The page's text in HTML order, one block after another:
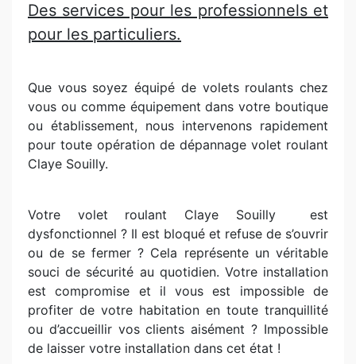
Des services pour les professionnels et
pour les particuliers.
Que vous soyez équipé de volets roulants chez
vous ou comme équipement dans votre boutique
ou établissement, nous intervenons rapidement
pour toute opération de dépannage volet roulant
Claye Souilly.
Votre volet roulant Claye Souilly
est
dysfonctionnel ? Il est bloqué et refuse de s’ouvrir
ou de se fermer ? Cela représente un véritable
souci de sécurité au quotidien. Votre installation
est compromise et il vous est impossible de
profiter de votre habitation en toute tranquillité
ou d’accueillir vos clients aisément ? Impossible
de laisser votre installation dans cet état !